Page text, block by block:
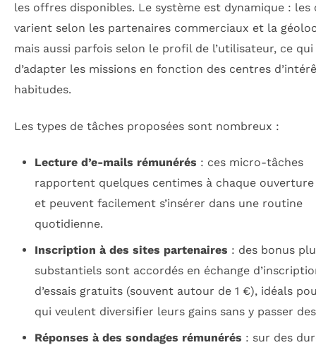
les offres disponibles. Le système est dynamique : les
varient selon les partenaires commerciaux et la
mais aussi parfois selon le profil de l’utilisateur, ce
d’adapter les missions en fonction des centres
habitudes.
Les types de tâches proposées sont nombreux :
Lecture d’e-mails rémunérés : ces micro-tâches
rapportent quelques centimes à chaque ouverture
et peuvent facilement s’insérer dans une routine
quotidienne.
Inscription à des sites partenaires : des bonus
substantiels sont accordés en échange
d’essais gratuits (souvent autour de 1 €), idéals
qui veulent diversifier leurs gains sans y passer
Réponses à des sondages rémunérés : sur des